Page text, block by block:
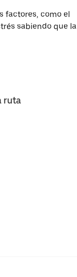
factores, como el
sabiendo que la
ruta